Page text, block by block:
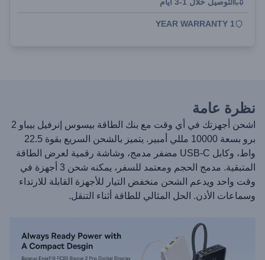
1 YEAR WARRANTY
نظرة عامة
اشحن أجهزتك في أي وقت مع بنك الطاقة بيسوس إنرفيل بيباو 2
برو بسعة 10000 مللي أمبير. يتميز بالشحن السريع بقوة 22.5
واط، وكابل USB-C مضفر مدمج، وشاشة رقمية لعرض الطاقة
المتبقية. مدمج الحجم ومعتمد للسفر، يمكنه شحن 3 أجهزة في
وقت واحد ويدعم الشحن منخفض التيار للأجهزة القابلة للارتداء
وسماعات الأذن. الحل المثالي للطاقة أثناء التنقل.